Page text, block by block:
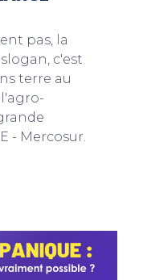
pas, la
c'est
terre au
- Mercosur.